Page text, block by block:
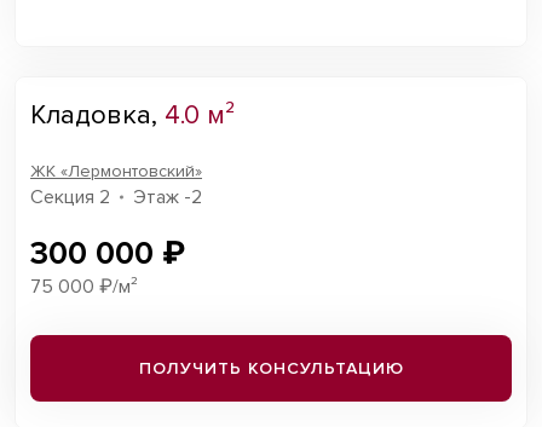
Кладовка, 4.0 м²
ЖК «Лермонтовский»
Секция 2 Этаж -2
300 000 ₽
75 000 ₽/м²
ПОЛУЧИТЬ КОНСУЛЬТАЦИЮ